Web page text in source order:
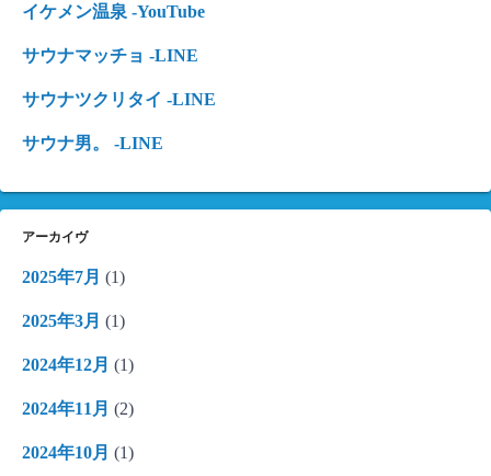
イケメン温泉 -YouTube
サウナマッチョ -LINE
サウナツクリタイ -LINE
サウナ男。 -LINE
アーカイヴ
2025年7月 (1)
2025年3月 (1)
2024年12月 (1)
2024年11月 (2)
2024年10月 (1)